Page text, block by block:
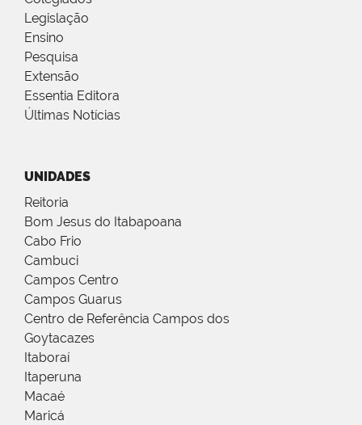
Legislação
Ensino
Pesquisa
Extensão
Essentia Editora
Últimas Notícias
UNIDADES
Reitoria
Bom Jesus do Itabapoana
Cabo Frio
Cambuci
Campos Centro
Campos Guarus
Centro de Referência Campos dos
Goytacazes
Itaboraí
Itaperuna
Macaé
Maricá